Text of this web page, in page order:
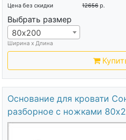
Цена без скидки 12656 р.
Выбрать размер
80х200
Ширина х Длина
Основание для кровати
разборное с ножками